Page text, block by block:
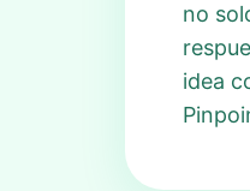
no
idea